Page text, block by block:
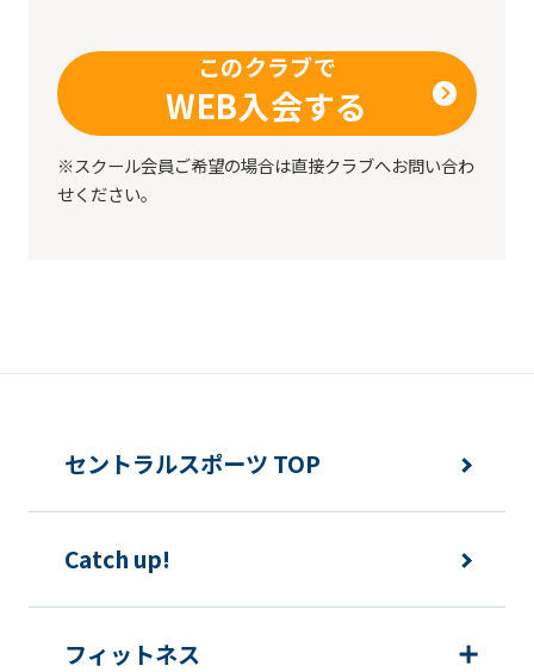
このクラブで
WEB入会する
※スクール会員ご希望の場合は直接クラブへお問い合わ
せください。
before
using
the
service.
セントラルスポーツ TOP
Catch up!
フィットネス